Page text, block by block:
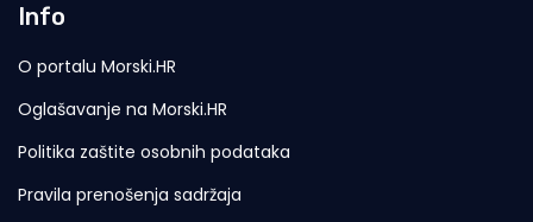
Info
O portalu Morski.HR
Oglašavanje na Morski.HR
Politika zaštite osobnih podataka
Pravila prenošenja sadržaja